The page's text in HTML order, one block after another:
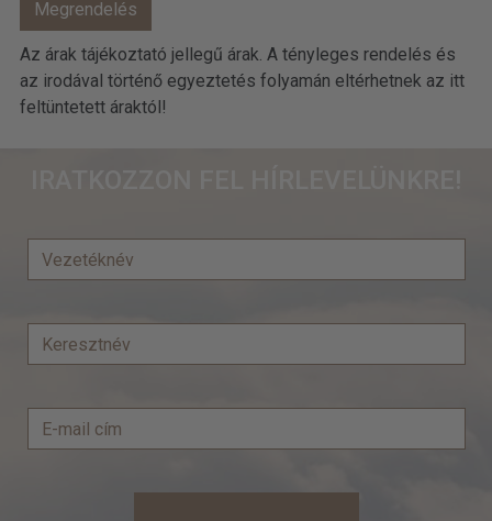
Az árak tájékoztató jellegű árak. A tényleges rendelés és
az irodával történő egyeztetés folyamán eltérhetnek az itt
feltüntetett áraktól!